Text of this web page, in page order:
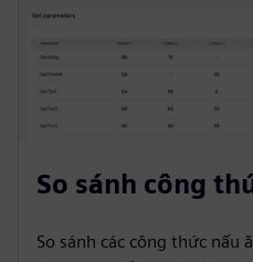
So sánh công
So sánh các công thức nấu